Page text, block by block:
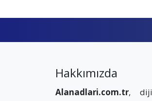
Hakkımızda
Alanadlari.com.tr,